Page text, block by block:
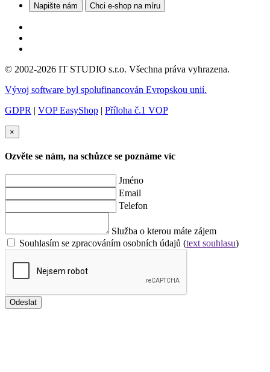
Napište nám Chci e-shop na míru
© 2002-2026 IT STUDIO s.r.o. Všechna práva vyhrazena.
Vývoj software byl spolufinancován Evropskou unií.
GDPR | VOP EasyShop | Příloha č.1 VOP
×
Ozvěte se nám, na schůzce se poznáme víc
Jméno
Email
Telefon
Služba o kterou máte zájem
Souhlasím se zpracováním osobních údajů (text souhlasu)
Odeslat